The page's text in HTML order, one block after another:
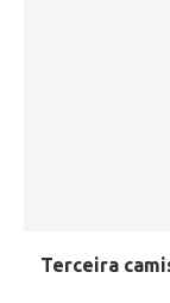
Terceira